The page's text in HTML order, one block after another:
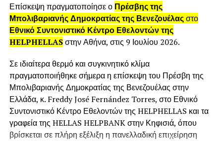
Επίσκεψη πραγματοποίησε ο Πρέσβης της
Μπολιβαριανής Δημοκρατίας της Βενεζουέλαςστο
Εθνικό Συντονιστικό Κέντρο Εθελοντών της
HELPHELLASστην Αθήνα, στις 9 Ιουλίου 2026.
Σε ιδιαίτερα θερμό και συγκινητικό κλίμα
πραγματοποιήθηκε σήμερα η επίσκεψη του Πρέσβη της
Μπολιβαριανής Δημοκρατίας της Βενεζουέλας στην
Ελλάδα, κ. Freddy José Fernández Torres, στο Εθνικό
Συντονιστικό Κέντρο Εθελοντών της HELPHELLAS και τα
γραφεία της HELLAS HELPBANK στην Κηφισιά, όπου
βρίσκεται σε πλήρη εξέλιξη η πανελλαδική επιχείρηση